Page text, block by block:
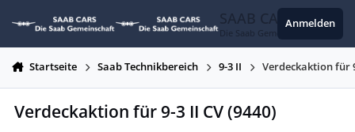
SAAB CARS
Die Saab Gemeinschaft
Anmelden
Startseite Saab Technikbereich 9-3 II Verdeckaktion für
Verdeckaktion für 9-3 II CV (9440)